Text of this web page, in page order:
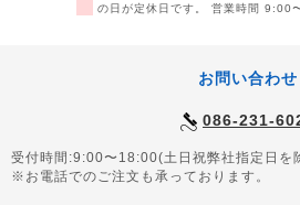
の日が定休日です。 営業時間 9:00
お問い合わせ
086-231-
受付時間:9:00〜18:00(土日祝弊社指定日を
※お電話でのご注文も承っております。